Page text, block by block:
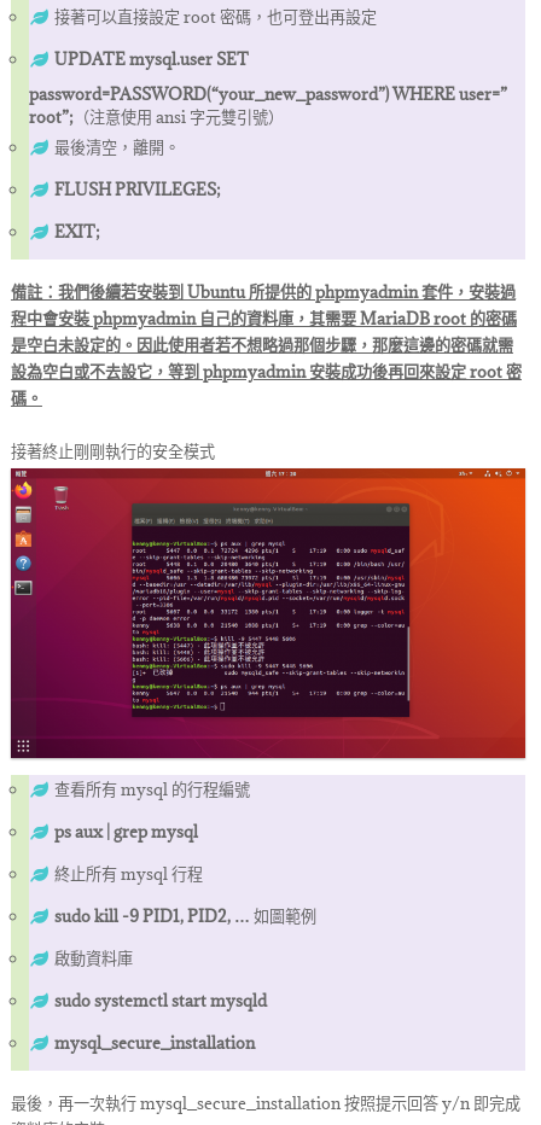
接著可以直接設定 root 密碼，也可登出再設定
UPDATE mysql.user SET
password=PASSWORD(“your_new_password”) WHERE user=”
root”; （注意使用 ansi 字元雙引號）
最後清空，離開。
FLUSH PRIVILEGES;
EXIT;
備註：我們後續若安裝到 Ubuntu 所提供的 phpmyadmin 套件，安裝過
程中會安裝 phpmyadmin 自己的資料庫，其需要 MariaDB root 的密碼
是空白未設定的。因此使用者若不想略過那個步驟，那麼這邊的密碼就需
設為空白或不去設它，等到 phpmyadmin 安裝成功後再回來設定 root 密
碼。
接著終止剛剛執行的安全模式
查看所有 mysql 的行程編號
ps aux | grep mysql
終止所有 mysql 行程
sudo kill -9 PID1, PID2, … 如圖範例
啟動資料庫
sudo systemctl start mysqld
mysql_secure_installation
最後，再一次執行 mysql_secure_installation 按照提示回答 y/n 即完成